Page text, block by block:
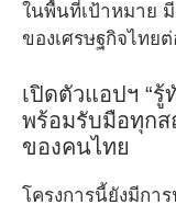
ในพื้นที่เป้าหมาย
ของเศรษฐกิจไทยต่
เปิดตัวแอปฯ “รู้
พร้อมรับมือทุก
ของคนไทย
โครงการนี้ยังมีกา